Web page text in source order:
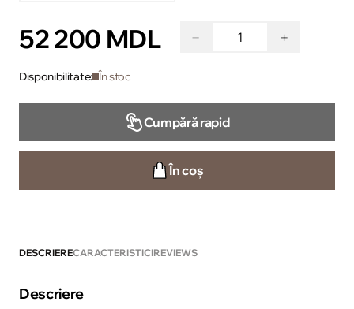
52 200 MDL − +
Disponibilitate: În stoc
Cumpără rapid
În coș
DESCRIERECARACTERISTICIREVIEWS
Descriere